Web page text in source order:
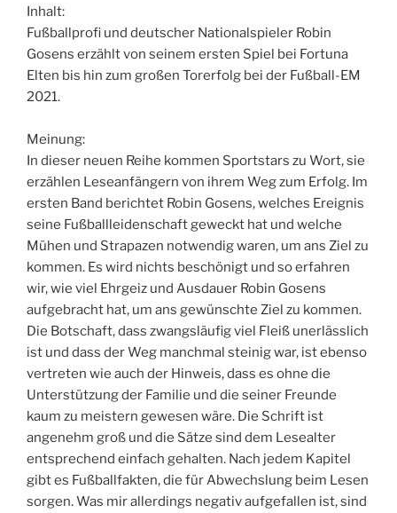
Inhalt:
Fußballprofi und deutscher Nationalspieler Robin
Gosens erzählt von seinem ersten Spiel bei Fortuna
Elten bis hin zum großen Torerfolg bei der Fußball-EM
2021.
Meinung:
In dieser neuen Reihe kommen Sportstars zu Wort, sie
erzählen Leseanfängern von ihrem Weg zum Erfolg. Im
ersten Band berichtet Robin Gosens, welches Ereignis
seine Fußballleidenschaft geweckt hat und welche
Mühen und Strapazen notwendig waren, um ans Ziel zu
kommen. Es wird nichts beschönigt und so erfahren
wir, wie viel Ehrgeiz und Ausdauer Robin Gosens
aufgebracht hat, um ans gewünschte Ziel zu kommen.
Die Botschaft, dass zwangsläufig viel Fleiß unerlässlich
ist und dass der Weg manchmal steinig war, ist ebenso
vertreten wie auch der Hinweis, dass es ohne die
Unterstützung der Familie und die seiner Freunde
kaum zu meistern gewesen wäre. Die Schrift ist
angenehm groß und die Sätze sind dem Lesealter
entsprechend einfach gehalten. Nach jedem Kapitel
gibt es Fußballfakten, die für Abwechslung beim Lesen
sorgen. Was mir allerdings negativ aufgefallen ist, sind